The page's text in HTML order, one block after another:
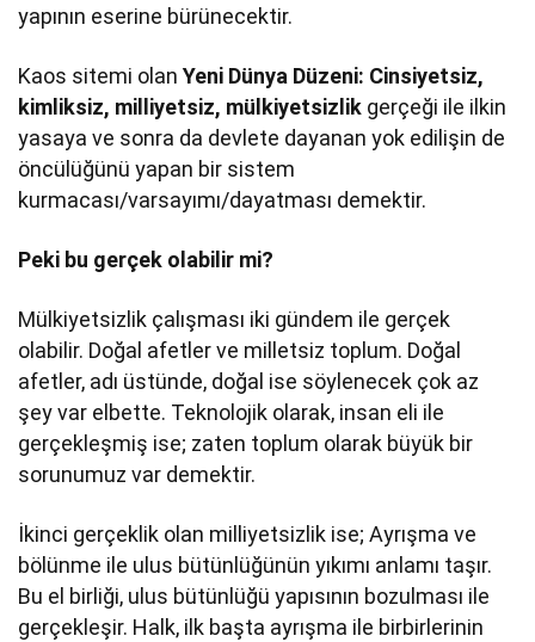
yapının eserine bürünecektir.
Kaos sitemi olanYeni Dünya Düzeni: Cinsiyetsiz,
kimliksiz, milliyetsiz, mülkiyetsizlik gerçeği ile ilkin
yasaya ve sonra da devlete dayanan yok edilişin de
öncülüğünü yapan bir sistem
kurmacası/varsayımı/dayatması demektir.
Peki bu gerçek olabilir mi?
Mülkiyetsizlik çalışması iki gündem ile gerçek
olabilir. Doğal afetler ve milletsiz toplum. Doğal
afetler, adı üstünde, doğal ise söylenecek çok az
şey var elbette. Teknolojik olarak, insan eli ile
gerçekleşmiş ise; zaten toplum olarak büyük bir
sorunumuz var demektir.
İkinci gerçeklik olan milliyetsizlik ise; Ayrışma ve
bölünme ile ulus bütünlüğünün yıkımı anlamı taşır.
Bu el birliği, ulus bütünlüğü yapısının bozulması ile
gerçekleşir. Halk, ilk başta ayrışma ile birbirlerinin